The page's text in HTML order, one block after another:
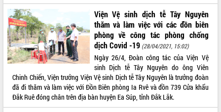
UBND tỉnh Đắk Lắk triển khai nhiệm
vụ 6 tháng cuối năm 2026
Kỳ họp thứ Hai, Hội đồng nhân dân
tỉnh khóa XI quyết nghị nhiều nội dung
quan trọng
Bí thư Tỉnh ủy Lương Nguyễn Minh
Triết thăm, tặng quà người có công với
cách mạng
Rà soát, hoàn thiện hệ thống thiết chế
văn hóa, thể thao đáp ứng yêu cầu
ALBUM ẢNH
Viện Vệ sinh dịch tễ Tây Nguyên
thăm và làm việc với các đồn biên
phòng về công tác phòng chống
dịch Covid -19 (28/04/2021, 15:02)
Ngày 26/4, Đoàn công tác của Viện Vệ
sinh Dịch tễ Tây Nguyên do ông Viên
Chinh Chiến, Viện trưởng Viện Vệ sinh Dịch tễ Tây Nguyên là trưởng đoàn
đã đi thăm và làm việc với Đồn Biên phòng Ia Rvê và đồn 739 Cửa khẩu
Đắk Ruê đóng chân trên địa bàn huyện Ea Súp, tỉnh Đắk Lắk.